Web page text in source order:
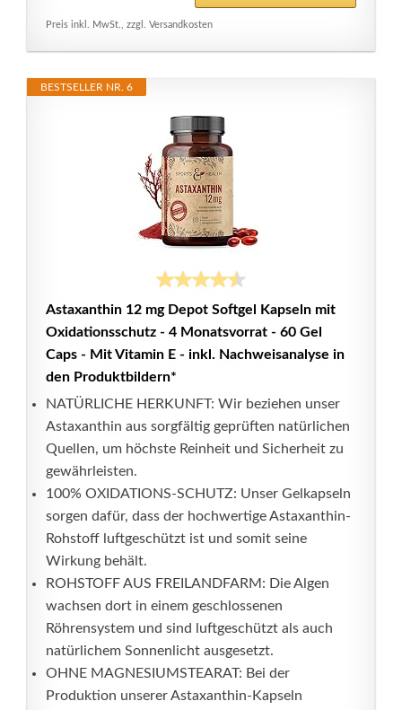
Preis inkl. MwSt., zzgl. Versandkosten
BESTSELLER NR. 6
Astaxanthin 12 mg Depot Softgel Kapseln mit
Oxidationsschutz - 4 Monatsvorrat - 60 Gel
Caps - Mit Vitamin E - inkl. Nachweisanalyse in
den Produktbildern*
NATÜRLICHE HERKUNFT: Wir beziehen unser
Astaxanthin aus sorgfältig geprüften natürlichen
Quellen, um höchste Reinheit und Sicherheit zu
gewährleisten.
100% OXIDATIONS-SCHUTZ: Unser Gelkapseln
sorgen dafür, dass der hochwertige Astaxanthin-
Rohstoff luftgeschützt ist und somit seine
Wirkung behält.
ROHSTOFF AUS FREILANDFARM: Die Algen
wachsen dort in einem geschlossenen
Röhrensystem und sind luftgeschützt als auch
natürlichem Sonnenlicht ausgesetzt.
OHNE MAGNESIUMSTEARAT: Bei der
Produktion unserer Astaxanthin-Kapseln